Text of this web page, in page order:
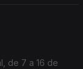
de 7 a 16 de